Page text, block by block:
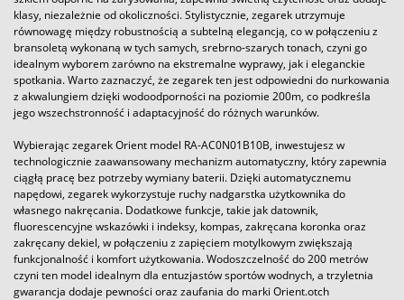
klasy, niezależnie od okoliczności. Stylistycznie, zegarek utrzymuje
równowagę między robustnością a subtelną elegancją, co w połączeniu z
bransoletą wykonaną w tych samych, srebrno-szarych tonach, czyni go
idealnym wyborem zarówno na ekstremalne wyprawy, jak i eleganckie
spotkania. Warto zaznaczyć, że zegarek ten jest odpowiedni do nurkowania
z akwalungiem dzięki wodoodporności na poziomie 200m, co podkreśla
jego wszechstronność i adaptacyjność do różnych warunków.
Wybierając zegarek Orient model RA-AC0N01B10B, inwestujesz w
technologicznie zaawansowany mechanizm automatyczny, który zapewnia
ciągłą pracę bez potrzeby wymiany baterii. Dzięki automatycznemu
napędowi, zegarek wykorzystuje ruchy nadgarstka użytkownika do
własnego nakręcania. Dodatkowe funkcje, takie jak datownik,
fluorescencyjne wskazówki i indeksy, kompas, zakręcana koronka oraz
zakręcany dekiel, w połączeniu z zapięciem motylkowym zwiększają
funkcjonalność i komfort użytkowania. Wodoszczelność do 200 metrów
czyni ten model idealnym dla entuzjastów sportów wodnych, a trzyletnia
gwarancja dodaje pewności oraz zaufania do marki Orient.otch